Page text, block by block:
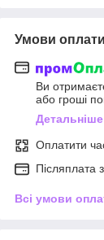
Умови оплати
Ви
або гроші
Детальніше
Оплатити
Післяплата
Всі умови